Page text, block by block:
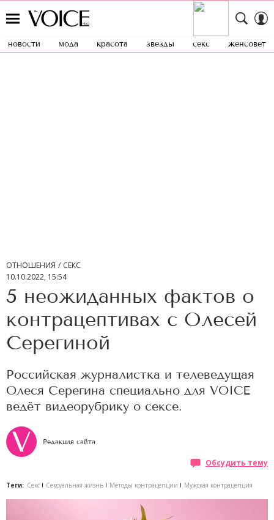
новости мода красота звезды секс женсовет
ОТНОШЕНИЯ
СЕКС
10.10.2022, 15:54
5 неожиданных фактов о
контрацептивах с Олесей
Серегиной
Российская журналистка и телеведущая
Олеся Серегина специально для VOICE
ведёт видеорубрику о сексе.
Редакция сайта
Обсудить тему
Теги: Секс Сексуальная жизнь Методы контрацепции Мужская контрацепция